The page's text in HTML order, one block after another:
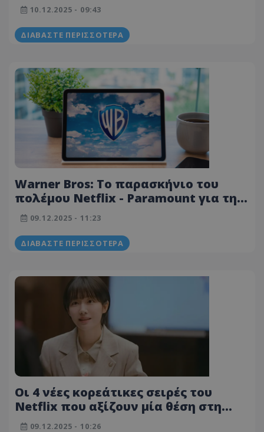
10.12.2025 - 09:43
ΔΙΑΒΆΣΤΕ ΠΕΡΙΣΣΌΤΕΡΑ
Warner Bros: Το παρασκήνιο του
πολέμου Netflix - Paramount για την
εξαγορά της και ο σημαντικός ρόλος
του Τραμπ
09.12.2025 - 11:23
ΔΙΑΒΆΣΤΕ ΠΕΡΙΣΣΌΤΕΡΑ
Οι 4 νέες κορεάτικες σειρές του
Netflix που αξίζουν μία θέση στη
watchlist σου
09.12.2025 - 10:26